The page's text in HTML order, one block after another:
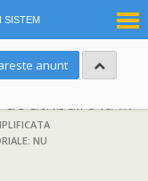
SISTEM
anunt
Achizitie atribuita prin anunturi de atribuire la anuntul simplificat
NU